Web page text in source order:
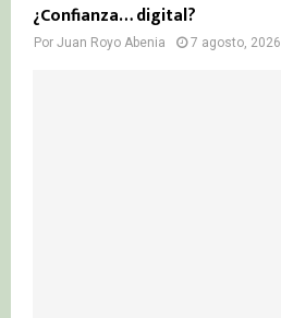
¿Confianza… digital?
Por Juan Royo Abenia 7 agosto, 2026